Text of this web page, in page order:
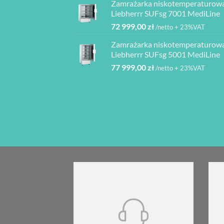
080,00
2
000,00 zł.
1
950,00 zł.
Zamrażarka
Liebherrr SUFsg 7001 MediLine
72 999,00zł/netto + 23%VAT
Zamrażarka
Liebherrr SUFsg 5001 MediLine
77 999,00zł/netto + 23%VAT